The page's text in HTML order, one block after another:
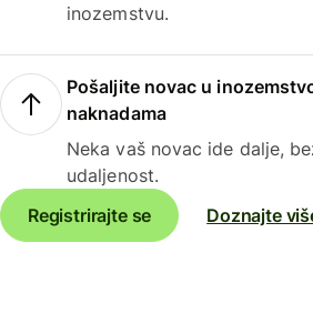
inozemstvu.
Pošaljite novac u
naknadama
Neka vaš novac ide dalje,
udaljenost.
Registrirajte se
Doznajte